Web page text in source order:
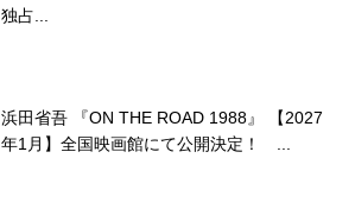
独占...
浜田省吾 『ON THE ROAD 1988』 【2027
年1月】全国映画館にて公開決定！ ...